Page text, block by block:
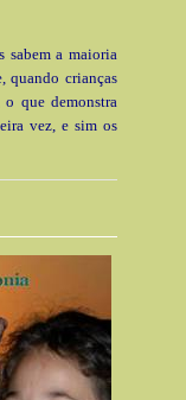
sabem a maioria
quando crianças
o que demonstra
vez, e sim os